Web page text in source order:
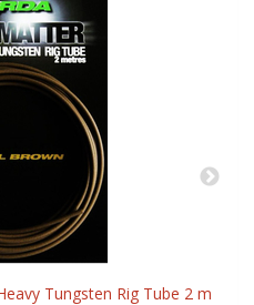
Tungsten Rig Tube 2 m